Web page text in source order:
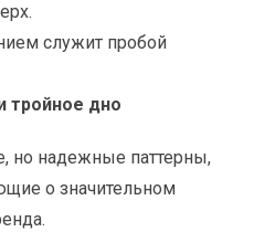
служит пробой
тройное дно
но надежные паттерны,
о значительном